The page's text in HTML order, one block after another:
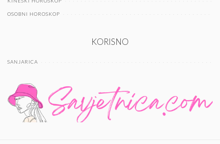
OSOBNI HOROSKOP
KORISNO
SANJARICA